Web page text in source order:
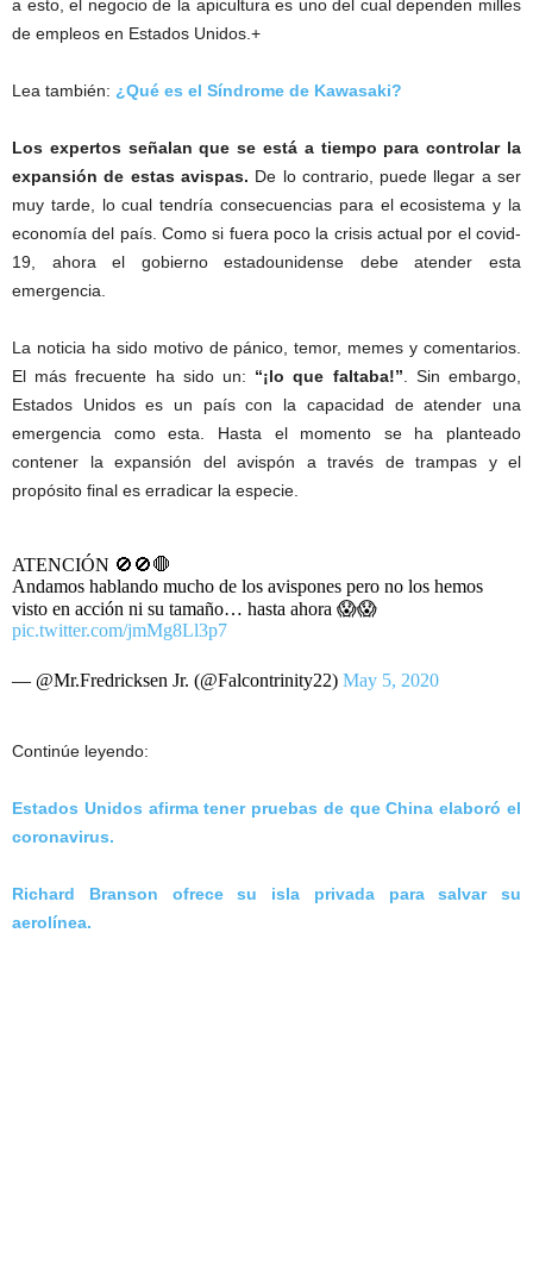
a esto, el negocio de la apicultura es uno del cual dependen milles
de empleos en Estados Unidos.+
Lea también: ¿Qué es el Síndrome de Kawasaki?
Los expertos señalan que se está a tiempo para controlar la
expansión de estas avispas. De lo contrario, puede llegar a ser
muy tarde, lo cual tendría consecuencias para el ecosistema y la
economía del país. Como si fuera poco la crisis actual por el covid-
19, ahora el gobierno estadounidense debe atender esta
emergencia.
La noticia ha sido motivo de pánico, temor, memes y comentarios.
El más frecuente ha sido un: “¡lo que faltaba!” . Sin embargo,
Estados Unidos es un país con la capacidad de atender una
emergencia como esta. Hasta el momento se ha planteado
contener la expansión del avispón a través de trampas y el
propósito final es erradicar la especie.
ATENCIÓN 🚫🚫🛑
Andamos hablando mucho de los avispones pero no los hemos
visto en acción ni su tamaño… hasta ahora 😱😱
pic.twitter.com/jmMg8Ll3p7
— @Mr.Fredricksen Jr. (@Falcontrinity22) May 5, 2020
Continúe leyendo:
Estados Unidos afirma tener pruebas de que China elaboró el
coronavirus.
Richard Branson ofrece su isla privada para salvar su
aerolínea.